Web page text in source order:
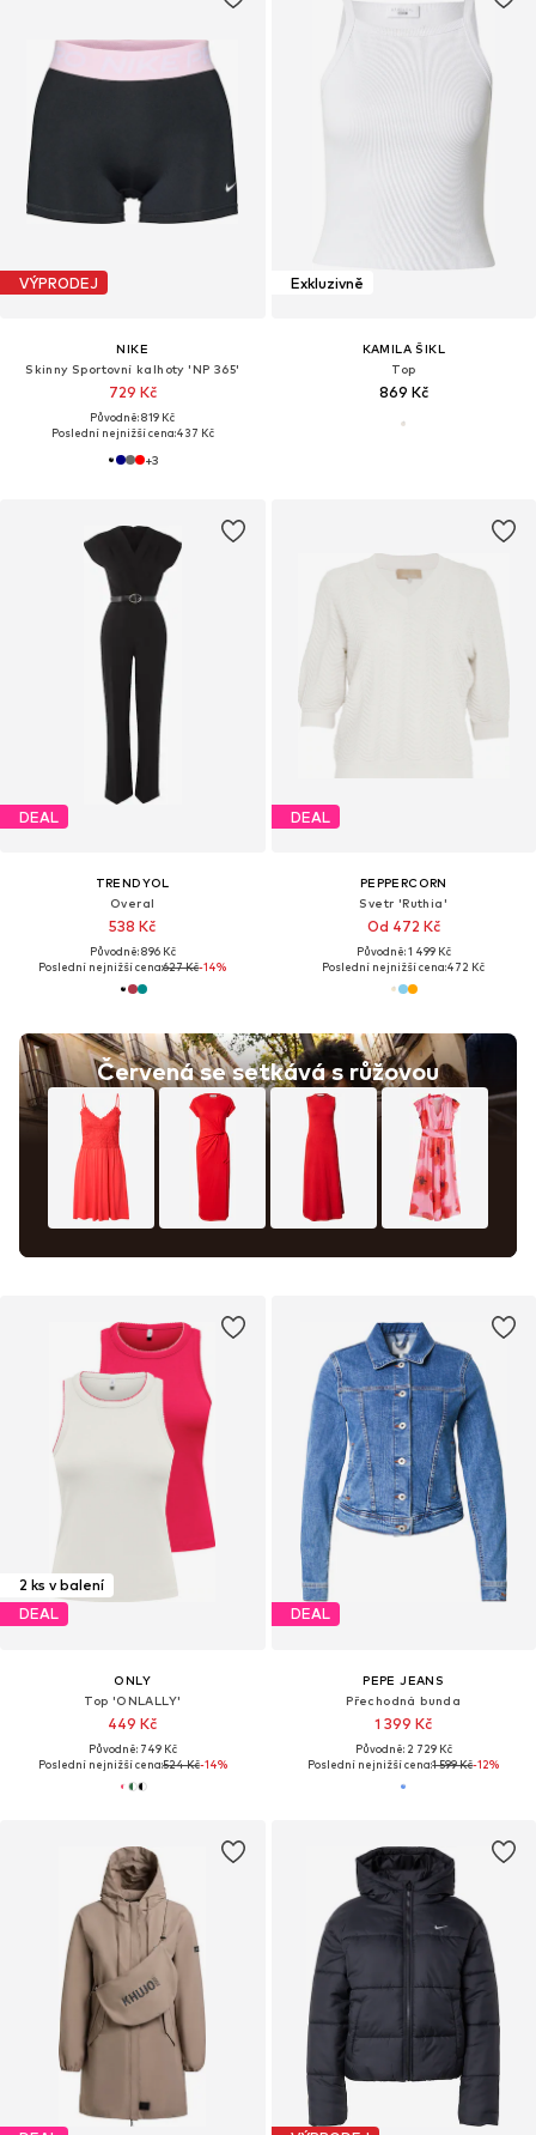
VÝPRODEJ
NIKE
Skinny Sportovní kalhoty 'NP 365'
729 Kč
Původně: 819 Kč
Poslední nejnižší cena:437 Kč
+3
Exkluzivně
KAMILA ŠIKL
Top
869 Kč
DEAL
TRENDYOL
Overal
538 Kč
Původně: 896 Kč
Poslední nejnižší cena:627 Kč-14%
Červená se setkává s růžovou
DEAL
PEPPERCORN
Svetr 'Ruthia'
Od 472 Kč
Původně: 1 499 Kč
Poslední nejnižší cena:472 Kč
2 ks v balení
DEAL
ONLY
Top 'ONLALLY'
449 Kč
Původně: 749 Kč
Poslední nejnižší cena:524 Kč-14%
DEAL
PEPE JEANS
Přechodná bunda
1 399 Kč
Původně: 2 729 Kč
Poslední nejnižší cena:1 599 Kč-12%